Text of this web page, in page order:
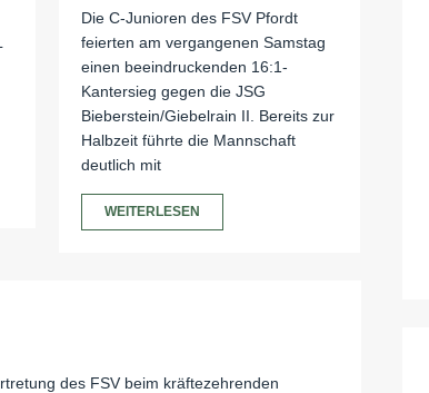
Die C-Junioren des FSV Pfordt
feierten am vergangenen Samstag
einen beeindruckenden 16:1-
Kantersieg gegen die JSG
Bieberstein/Giebelrain II. Bereits zur
Halbzeit führte die Mannschaft
deutlich mit
WEITERLESEN
des FSV beim kräftezehrenden